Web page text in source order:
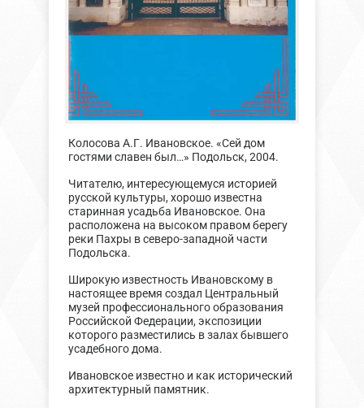
Колосова А.Г. Ивановское. «Сей дом
гостями славен был…» Подольск, 2004.
Читателю, интересующемуся историей
русской культуры, хорошо известна
старинная усадьба Ивановское. Она
расположена на высоком правом берегу
реки Пахры в северо-западной части
Подольска.
Широкую известность Ивановскому в
настоящее время создал Центральный
музей профессионального образования
Российской Федерации, экспозиции
которого разместились в залах бывшего
усадебного дома.
Ивановское известно и как исторический
архитектурный памятник.